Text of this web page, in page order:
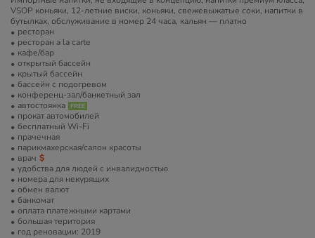
VSOP коньяки, 12-летние виски, коньяки, свежевыжатые соки, напитки в
бутылках, обслуживание в номер 24 часа, кальян — платно
ресторан
ресторан a la carte
кафе/бар
открытый бассейн
крытый бассейн
бассейн с подогревом
конференц-зал/банкетный зал
автостоянка
прокат автомобилей
бесплатный Wi-Fi
прачечная
парикмахерская/салон красоты
врач
удобства для людей с инвалидностью
номера для некурящих
обмен валют
банкомат
оплата платежными картами
большая територия
год реновации: 2019